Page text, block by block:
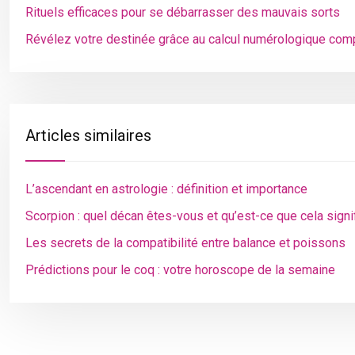
Rituels efficaces pour se débarrasser des mauvais sorts
Révélez votre destinée grâce au calcul numérologique
Articles similaires
L’ascendant en astrologie : définition et importance
Scorpion : quel décan êtes-vous et qu’est-ce que cela
Les secrets de la compatibilité entre balance et poissons
Prédictions pour le coq : votre horoscope de la semaine